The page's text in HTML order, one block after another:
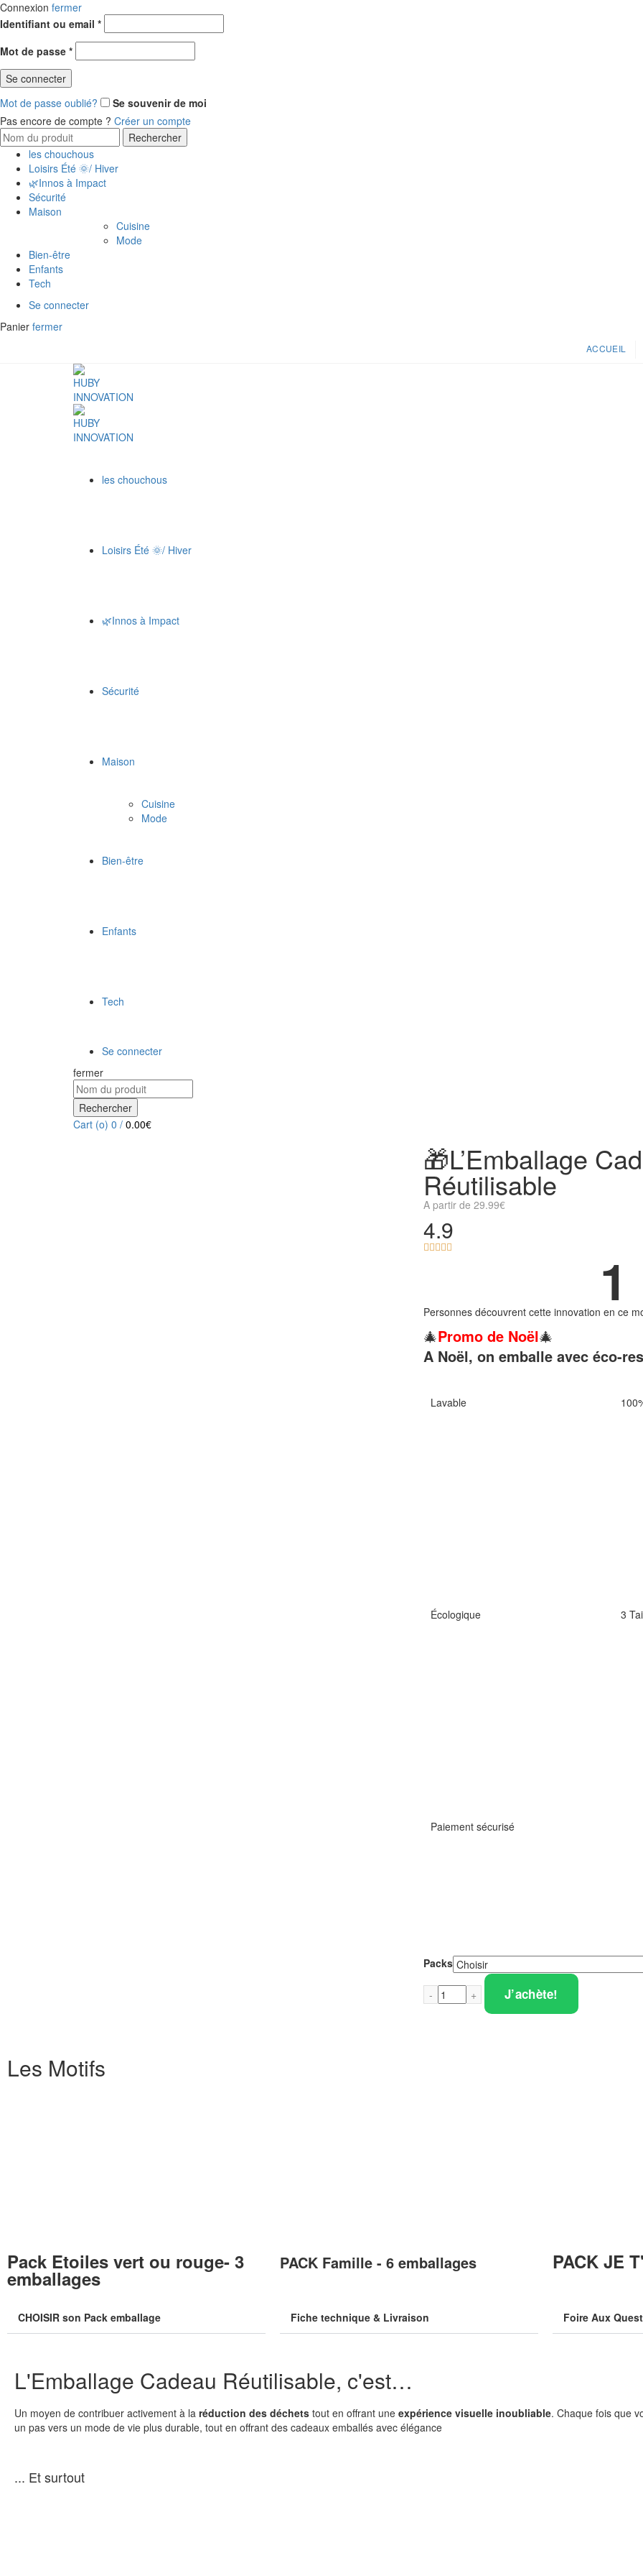
Connexion fermer
Identifiant ou email *
Mot de passe *
Se connecter
Mot de passe oublié?
Se souvenir de moi
Pas encore de compte ? Créer un compte
Rechercher
les chouchous
Loisirs Été 🌞/ Hiver
🌿Innos à Impact
Sécurité
Maison
Cuisine
Mode
Bien-être
Enfants
Tech
Se connecter
Panier fermer
ACCUEIL
les chouchous
Loisirs Été 🌞/ Hiver
🌿Innos à Impact
Sécurité
Maison
Cuisine
Mode
Bien-être
Enfants
Tech
Se connecter
fermer
Rechercher
Cart (o) 0 / 0.00€
🎁L’Emballage
Réutilisable
A partir de 29.99€
4.9
     1
Personnes découvrent cette innovation en ce
🎄Promo de Noël🎄
A Noël, on emballe avec éco-
Lavable
Écologique 3
Paiement sécurisé
Packs
J’achète!
Les Motifs
Pack Etoiles vert ou rouge- 3
emballages
PACK Famille - 6 emballages PACK JE
CHOISIR son Pack emballage Fiche technique & Livraison Foire Aux
L'Emballage Cadeau Réutilisable, c'est…
Un moyen de contribuer activement à la réduction des déchets tout en offrant une expérience visuelle inoubliable. Chaque fois que
un pas vers un mode de vie plus durable, tout en offrant des cadeaux emballés avec élégance
... Et surtout